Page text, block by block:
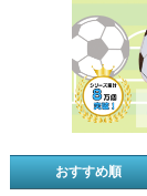
おすすめ順